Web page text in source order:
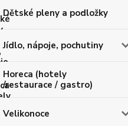
Dětské pleny a podložky
Jídlo, nápoje, pochutiny
Horeca (hotely
/restaurace / gastro)
Velikonoce